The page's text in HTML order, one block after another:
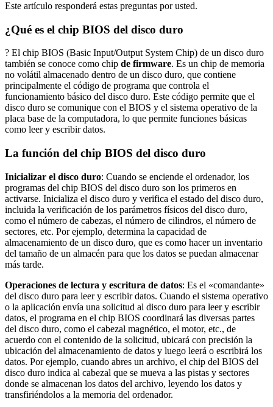
Este artículo responderá estas preguntas por usted.
¿Qué es el chip BIOS del disco duro
? El chip BIOS (Basic Input/Output System Chip) de un disco duro
también se conoce como chip de firmware. Es un chip de memoria
no volátil almacenado dentro de un disco duro, que contiene
principalmente el código de programa que controla el
funcionamiento básico del disco duro. Este código permite que el
disco duro se comunique con el BIOS y el sistema operativo de la
placa base de la computadora, lo que permite funciones básicas
como leer y escribir datos.
La función del chip BIOS del disco duro
Inicializar el disco duro: Cuando se enciende el ordenador, los
programas del chip BIOS del disco duro son los primeros en
activarse. Inicializa el disco duro y verifica el estado del disco duro,
incluida la verificación de los parámetros físicos del disco duro,
como el número de cabezas, el número de cilindros, el número de
sectores, etc. Por ejemplo, determina la capacidad de
almacenamiento de un disco duro, que es como hacer un inventario
del tamaño de un almacén para que los datos se puedan almacenar
más tarde.
Operaciones de lectura y escritura de datos: Es el «comandante»
del disco duro para leer y escribir datos. Cuando el sistema operativo
o la aplicación envía una solicitud al disco duro para leer y escribir
datos, el programa en el chip BIOS coordinará las diversas partes
del disco duro, como el cabezal magnético, el motor, etc., de
acuerdo con el contenido de la solicitud, ubicará con precisión la
ubicación del almacenamiento de datos y luego leerá o escribirá los
datos. Por ejemplo, cuando abres un archivo, el chip del BIOS del
disco duro indica al cabezal que se mueva a las pistas y sectores
donde se almacenan los datos del archivo, leyendo los datos y
transfiriéndolos a la memoria del ordenador.